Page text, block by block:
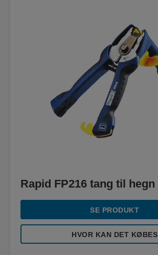
Rapid FP216 tang til hegn
SE PRODUKT
HVOR KAN DET KØBES